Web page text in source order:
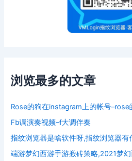
浏览最多的文章
Rose的狗在instagram上的帐号–rose
Fb调演奏视频–f大调伴奏
指纹浏览器是啥软件呀,指纹浏览器有
端游梦幻西游手游搬砖策略,2021梦